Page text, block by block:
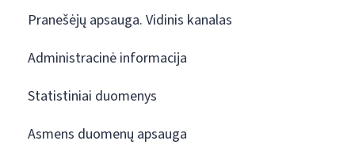
Pranešėjų apsauga. Vidinis kanalas
Administracinė informacija
Statistiniai duomenys
Asmens duomenų apsauga